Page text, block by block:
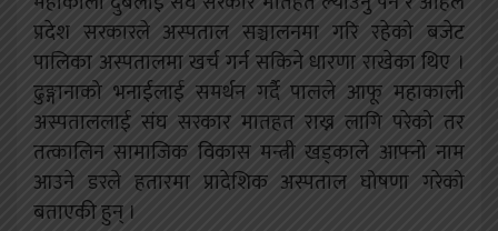
प्रदेश सरकारले अस्पताल सञ्चालनमा गरि रहेको बजेट
पालिका अस्पतालमा खर्च गर्न सकिने धारणा राखेका थिए ।
ढुङ्गानाको भनाईलाई समर्थन गर्दै पालले आफू महाकाली
अस्पताललाई संघ सरकार मातहत राख्न लागि परेको तर
तत्कालिन सामाजिक विकास मन्त्री खड्काले आफ्नो नाम
आउने डरले हतारमा प्रादेशिक अस्पताल घोषणा गरेको
बताएकी हुन् ।